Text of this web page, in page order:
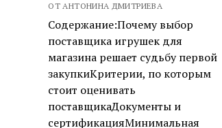
ОТ АНТОНИНА ДМИТРИЕВА
Содержание:Почему выбор
поставщика игрушек для
магазина решает судьбу первой
закупкиКритерии, по которым
стоит оценивать
поставщикаДокументы и
сертификацияМинимальная